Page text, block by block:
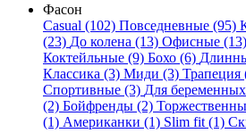
Фасон
Casual (102) Повседневные (95)
(23) До колена (13) Офисные (13)
Коктейльные (9) Бохо (6)
Классика (3) Миди (3) Трапеция
Спортивные (3) Для
(2) Бойфренды (2)
(1) Американки (1) Slim fit (1)